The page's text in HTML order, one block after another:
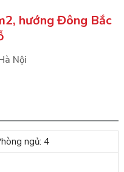
hướng Đông Bắc
Nội
ngủ: 4